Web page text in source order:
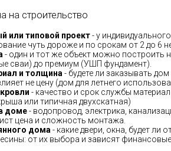
на строительство
или типовой проект- у
чуть дороже и по срокам от 2 до 6
- один и тот же объект можно построить
сваи) до премиум (УШП фундамент).
и толщина - будете ли заказывать
не цену (дом для летнего
- качество и срок службы
или типичная двухскатная)
доме- водопровод, электрика,
цена и сложность монтажа.
дома - какие двери, окна, будет
от их выбора и зависят